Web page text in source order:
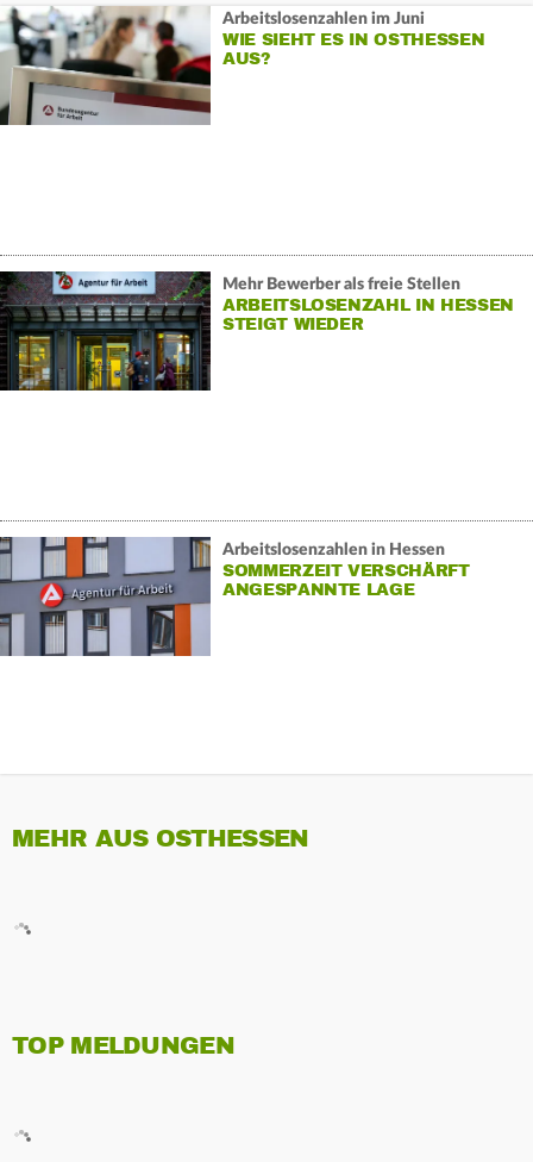
Arbeitslosenzahlen im Juni
WIE SIEHT ES IN OSTHESSEN
AUS?
Mehr Bewerber als freie Stellen
ARBEITSLOSENZAHL IN HESSEN
STEIGT WIEDER
Arbeitslosenzahlen in Hessen
SOMMERZEIT VERSCHÄRFT
ANGESPANNTE LAGE
MEHR AUS OSTHESSEN
TOP MELDUNGEN